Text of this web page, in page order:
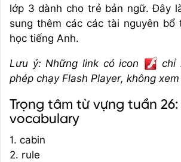
lớp 3 dành cho trẻ bản ngữ. Đây
sung thêm các các tài nguyên
học tiếng Anh.
Lưu ý: Những link có icon
chỉ
phép chạy Flash Player, không
Trọng tâm từ vựng tuần
vocabulary
1. cabin
2. rule